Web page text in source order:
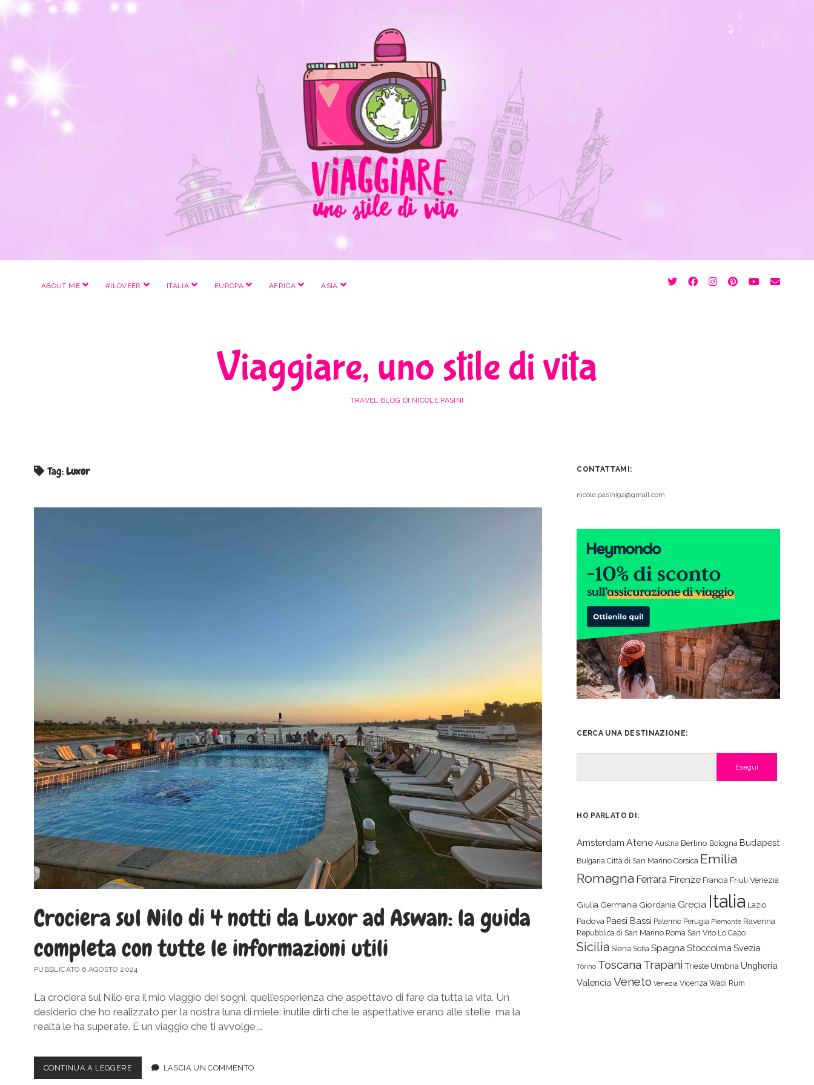
ABOUT ME apri
#ILOVEER apri
ITALIA apri
EUROPA apri
AFRICA apri
ASIA apri
twitterfacebookinstagram
pinterest
youtube
email
Viaggiare, uno stile di vita
TRAVEL BLOG DI NICOLE PASINI
Tag:Luxor
Crociera sul Nilo di 4 notti da Luxor ad Aswan: la guida
completa con tutte le informazioni utili
PUBBLICATO 6 AGOSTO 2024
La crociera sul Nilo era il mio viaggio dei sogni, quell’esperienza che aspettavo di fare da tutta la vita. Un
desiderio che ho realizzato per la nostra luna di miele: inutile dirti che le aspettative erano alle stelle, ma la
realtà le ha superate. È un viaggio che ti avvolge,…
CONTINUA A LEGGERECROCIERA
SUL
LASCIA UN COMMENTO
CONTATTAMI:
nicole.pasini92@gmail.com
CERCA UNA DESTINAZIONE:
HO PARLATO DI:
Amsterdam Atene Austria Berlino Bologna Budapest
Bulgaria Città di San Marino Corsica Emilia
Romagna Ferrara Firenze Francia Friuli Venezia
Giulia Germania Giordania Grecia Italia Lazio
Padova Paesi Bassi Palermo Perugia Piemonte Ravenna
Repubblica di San Marino Roma San Vito Lo Capo
Sicilia Siena Sofia SpagnaStoccolma Svezia
Torino Toscana Trapani Trieste Umbria Ungheria
Valencia Veneto Venezia Vicenza Wadi Rum